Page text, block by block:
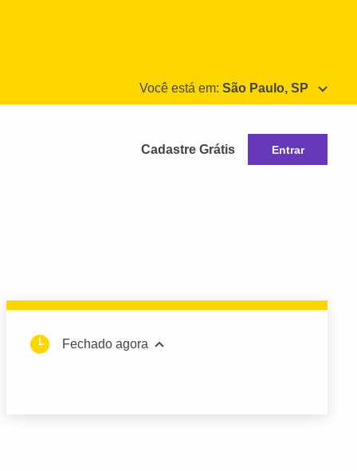
Você está em: São Paulo, SP
Cadastre Grátis Entrar
Fechado agora